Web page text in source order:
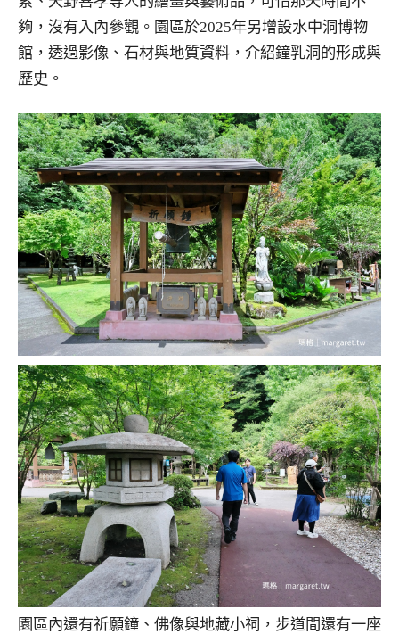
夠，沒有入內參觀。園區於2025年另增設水中洞博物
館，透過影像、石材與地質資料，介紹鐘乳洞的形成與
歷史。
園區內還有祈願鐘、佛像與地藏小祠，步道間還有一座